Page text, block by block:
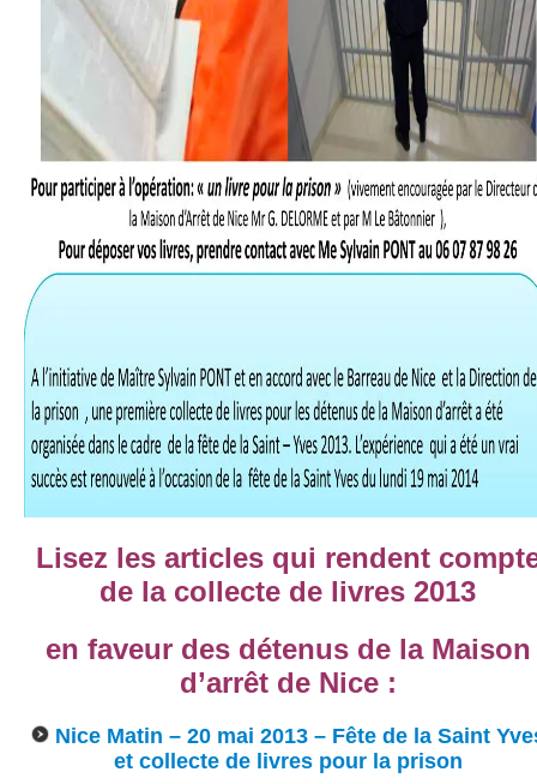
Lisez les articles qui rendent
de la collecte de livres 2013
en faveur des détenus de la Maison
d’arrêt de Nice :
Nice Matin – 20 mai 2013 – Fête de la Saint
et collecte de livres pour la prison